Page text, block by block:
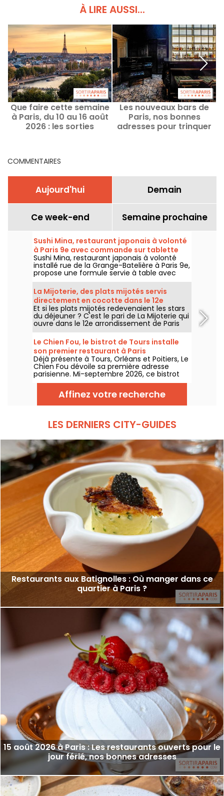
À LIRE AUSSI...
Que faire cette semaine
à Paris, du 10 au 16 août
2026 : les sorties
Les nouveaux bars de
Paris, nos bonnes
adresses pour trinquer
COMMENTAIRES
Aujourd'hui Demain
Ce week-end Semaine prochaine
Sushi Mina, restaurant japonais à volonté
à Paris 9e avec commande sur tablette
Sushi Mina, restaurant japonais à volonté
installé rue de la Grange-Batelière à Paris 9e,
propose une formule servie à table avec
commande sur tablette. Sushis, makis,
gyozas, brochettes et plats préparés à la
demande sont proposés midi et soir, du
mardi au dimanche.
La Mijoterie, des plats mijotés servis
directement en cocotte dans le 12e
arrondissement
Et si les plats mijotés redevenaient les stars
du déjeuner ? C'est le pari de La Mijoterie qui
ouvre dans le 12e arrondissement de Paris
avec une cuisine de longue cuisson
imaginée par le chef Augustin Garnier et
servie directement dans des cocottes.
Le Chien Fou, le bistrot de Tours installe
son premier restaurant à Paris
Déjà présente à Tours, Orléans et Poitiers, Le
Chien Fou dévoile sa première adresse
parisienne. Mi-septembre 2026, ce bistrot
connu pour sa cuisine maison, ses plats à
partager et sa cave à vins ouvrira ses portes
rue Feydeau, dans le 2e arrondissement de
Paris.
Affinez votre recherche
LES DERNIERS CITY-GUIDES
Restaurants aux Batignolles : Où manger dans ce
quartier à Paris ?
15 août 2026 à Paris : Les restaurants ouverts pour le
jour férié, nos bonnes adresses